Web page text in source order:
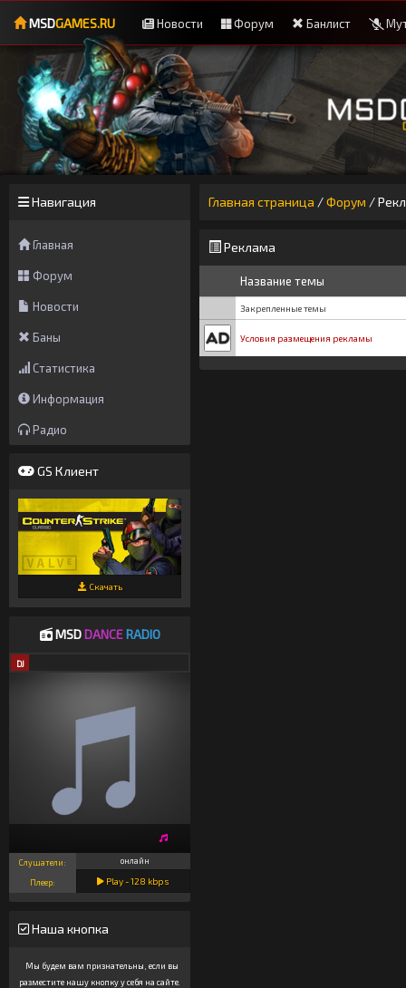
MSDGAMES.RU Новости Форум Банлист
Навигация
Главная
Форум
Новости
Баны
Статистика
Информация
Радио
GS Клиент
Скачать
MSDDANCE RADIO
DJ
Слушатели: онлайн
Плеер: Play -128 kbps
Наша кнопка
Мы будем вам признательны, если вы
разместите нашу кнопку у себя на сайте.
Главная страница /Форум /
Реклама
Название темы
Закрепленные темы
Условия размещения рекламы